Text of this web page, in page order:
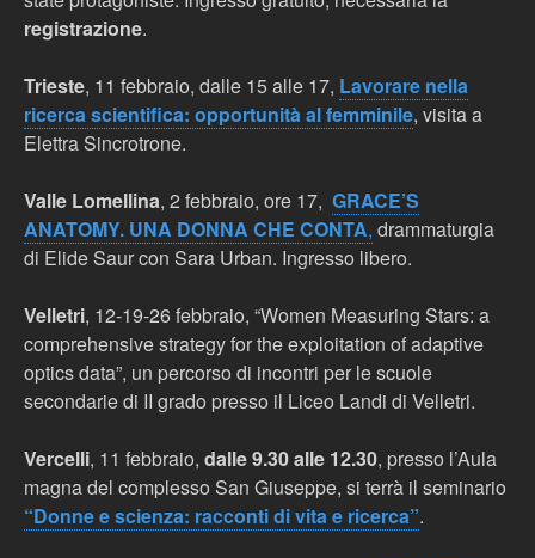
registrazione.
Trieste, 11 febbraio, dalle 15 alle 17, Lavorare nella
ricerca scientifica: opportunità al femminile, visita a
Elettra Sincrotrone.
Valle Lomellina, 2 febbraio, ore 17, GRACE’S
ANATOMY. UNA DONNA CHE CONTA, drammaturgia
di Elide Saur con Sara Urban. Ingresso libero.
Velletri, 12-19-26 febbraio, “Women Measuring Stars: a
comprehensive strategy for the exploitation of adaptive
optics data”, un percorso di incontri per le scuole
secondarie di II grado presso il Liceo Landi di Velletri.
Vercelli, 11 febbraio, dalle 9.30 alle 12.30, presso l’Aula
magna del complesso San Giuseppe, si terrà il seminario
“Donne e scienza: racconti di vita e ricerca”.